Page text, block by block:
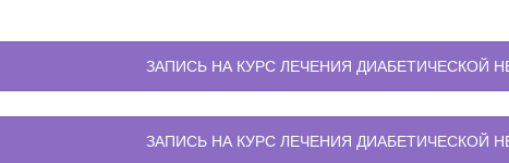
ЗАПИСЬ НА КУРС ЛЕЧЕНИЯ ДИАБЕТИЧЕСКОЙ
ЗАПИСЬ НА КУРС ЛЕЧЕНИЯ ДИАБЕТИЧЕСКОЙ